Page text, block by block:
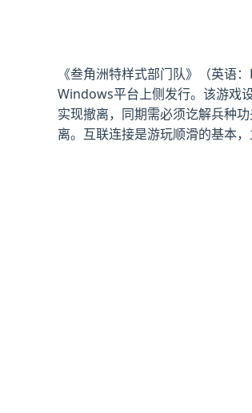
《叁角洲特样式部门队》（英语
Windows平台上侧发行。该游戏
实现撤离，同期需必须讫解兵种
离。互联连接是游玩顺滑的基本，